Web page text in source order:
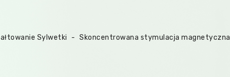
Sylwetki Skoncentrowana stymulacja magnetyczna